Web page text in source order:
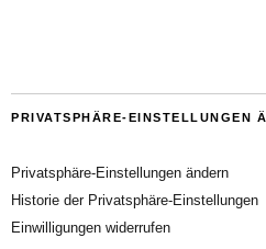
PRIVATSPHÄRE-EINSTELLUNGEN
Privatsphäre-Einstellungen ändern
Historie der Privatsphäre-Einstellungen
Einwilligungen widerrufen